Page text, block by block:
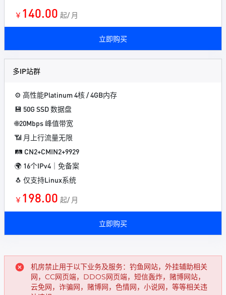
￥ 140.00 起/ 月
立即购买
多IP站群
⚙️ 高性能Platinum 4核 / 4GB内存
💾 50G SSD 数据盘
🌐20Mbps 峰值带宽
📶 月上行流量无限
🛤️ CN2+CMIN2+9929
🌍 16个IPv4｜免备案
🐧 仅支持Linux系统
￥ 198.00 起/ 月
立即购买
机房禁止用于以下业务及服务：钓鱼网站，外挂辅助相关
网，CC网页端，DDOS网页端，短信轰炸，赌博网站，
云免网，诈骗网，赌博网，色情网，小说网，等等相关违